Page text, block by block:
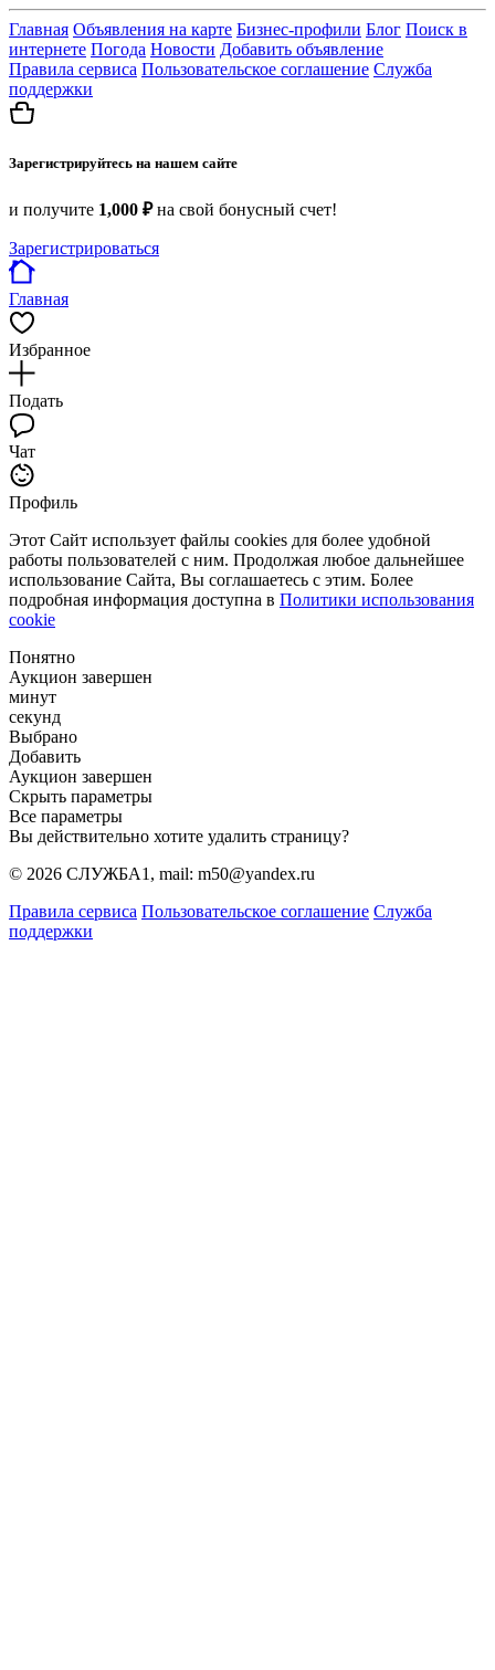
Главная Объявления на карте Бизнес-профили Блог Поиск в
интернете Погода Новости Добавить объявление
Правила сервиса Пользовательское соглашение Служба
поддержки
Зарегистрируйтесь на нашем сайте
и получите 1,000 ₽на свой бонусный счет!
Зарегистрироваться
Главная
Избранное
Подать
Чат
Профиль
Этот Сайт использует файлы cookies для более удобной
работы пользователей с ним. Продолжая любое дальнейшее
использование Сайта, Вы соглашаетесь с этим. Более
подробная информация доступна в Политики использования
cookie
Понятно
Аукцион завершен
минут
секунд
Выбрано
Добавить
Аукцион завершен
Скрыть параметры
Все параметры
Вы действительно хотите удалить страницу?
© 2026 СЛУЖБА1, mail: m50@yandex.ru
Правила сервиса Пользовательское соглашение Служба
поддержки